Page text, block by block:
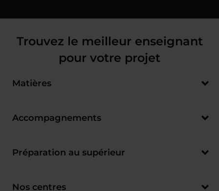
Trouvez le meilleur enseignant
pour votre projet
Matières
Accompagnements
Préparation au supérieur
Nos centres